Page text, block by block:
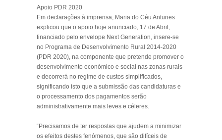
Apoio PDR 2020
Em declarações à imprensa, Maria do Céu Antunes
explicou que o apoio hoje anunciado, 17 de Abril,
financiado pelo envelope Next Generation, insere-se
no Programa de Desenvolvimento Rural 2014-2020
(PDR 2020), na componente que pretende promover o
desenvolvimento económico e social nas zonas rurais
e decorrerá no regime de custos simplificados,
significando isto que a submissão das candidaturas e
o processamento dos pagamentos serão
administrativamente mais leves e céleres.
“Precisamos de ter respostas que ajudem a minimizar
os efeitos destes fenómenos, que são difíceis de